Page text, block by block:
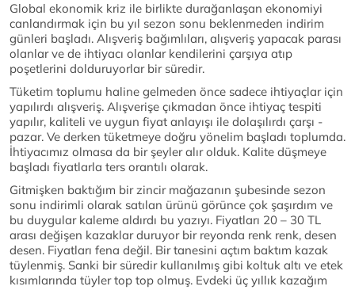
Global ekonomik kriz ile birlikte durağanlaşan ekonomiyi
canlandırmak için bu yıl sezon sonu beklenmeden indirim
günleri başladı. Alışveriş bağımlıları, alışveriş yapacak parası
olanlar ve de ihtiyacı olanlar kendilerini çarşıya atıp
poşetlerini dolduruyorlar bir süredir.
Tüketim toplumu haline gelmeden önce sadece ihtiyaçlar için
yapılırdı alışveriş. Alışverişe çıkmadan önce ihtiyaç tespiti
yapılır, kaliteli ve uygun fiyat anlayışı ile dolaşılırdı çarşı -
pazar. Ve derken tüketmeye doğru yönelim başladı toplumda.
İhtiyacımız olmasa da bir şeyler alır olduk. Kalite düşmeye
başladı fiyatlarla ters orantılı olarak.
Gitmişken baktığım bir zincir mağazanın şubesinde sezon
sonu indirimli olarak satılan ürünü görünce çok şaşırdım ve
bu duygular kaleme aldırdı bu yazıyı. Fiyatları 20 – 30 TL
arası değişen kazaklar duruyor bir reyonda renk renk, desen
desen. Fiyatları fena değil. Bir tanesini açtım baktım kazak
tüylenmiş. Sanki bir süredir kullanılmış gibi koltuk altı ve etek
kısımlarında tüyler top top olmuş. Evdeki üç yıllık kazağım